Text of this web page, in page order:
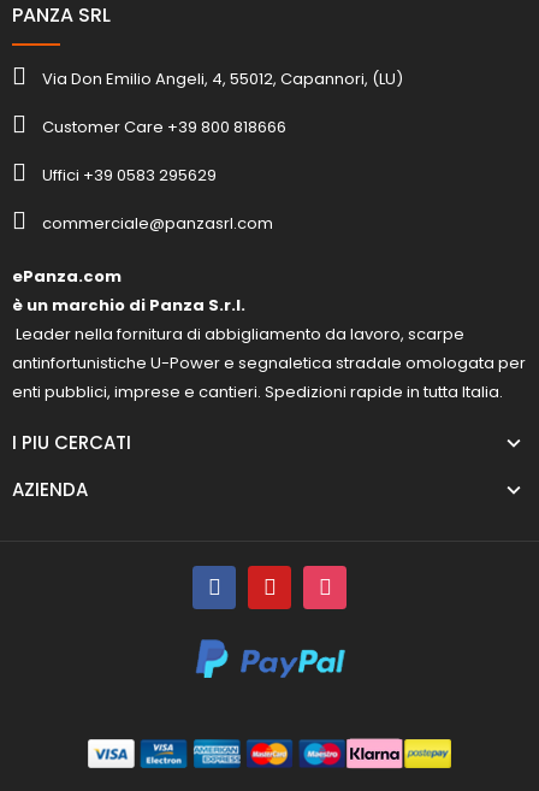
PANZA SRL
Via Don Emilio Angeli, 4, 55012, Capannori, (LU)
Customer Care +39 800 818666
Uffici +39 0583 295629
commerciale@panzasrl.com
ePanza.com
è un marchio di Panza S.r.l.
Leader nella fornitura di abbigliamento da lavoro, scarpe
antinfortunistiche U-Power e segnaletica stradale omologata per
enti pubblici, imprese e cantieri. Spedizioni rapide in tutta Italia.
I PIU CERCATI
AZIENDA